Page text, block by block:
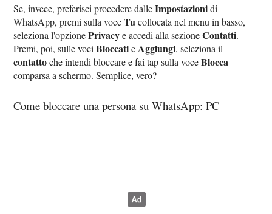
Se, invece, preferisci procedere dalleImpostazionidi
WhatsApp, premi sulla voceTucollocata nel menu in basso,
seleziona l'opzionePrivacye accedi alla sezioneContatti.
Premi, poi, sulle vociBloccatie Aggiungi, seleziona il
contattoche intendi bloccare e fai tap sulla voceBlocca
comparsa a schermo. Semplice, vero?
Come bloccare una persona su WhatsApp: PC